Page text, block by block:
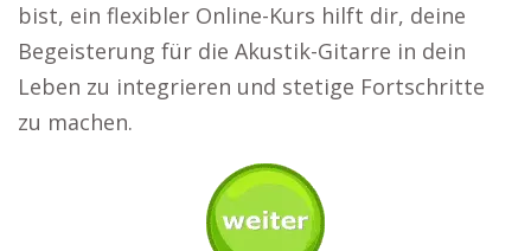
bist, ein flexibler Online-Kurs hilft dir, deine
Begeisterung für die Akustik-Gitarre in dein
Leben zu integrieren und stetige Fortschritte
zu machen.